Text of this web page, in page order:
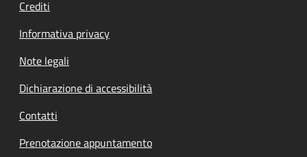
Crediti
Informativa privacy
Note legali
Dichiarazione di accessibilità
Contatti
Prenotazione appuntamento